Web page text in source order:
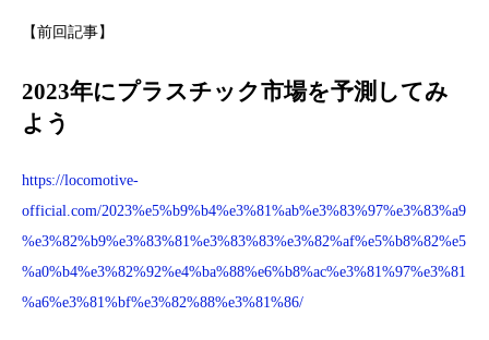
【前回記事】
2023年にプラスチック市場を予測してみ
よう
https://locomotive-
official.com/2023%e5%b9%b4%e3%81%ab%e3%83%97%e3%83%a9
%e3%82%b9%e3%83%81%e3%83%83%e3%82%af%e5%b8%82%e5
%a0%b4%e3%82%92%e4%ba%88%e6%b8%ac%e3%81%97%e3%81
%a6%e3%81%bf%e3%82%88%e3%81%86/